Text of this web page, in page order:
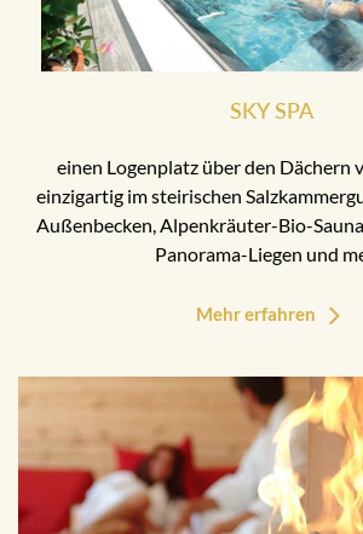
SKY SPA
einen Logenplatz über den Dächern
einzigartig im steirischen
Außenbecken, Alpenkräuter-Bio-
Panorama-Liegen und
Mehr erfahren